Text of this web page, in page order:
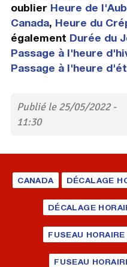
oublier Heure de
Canada, Heure du
également Durée du
Passage à l'heure
Passage à l'heure
Publié le 25/05/2022 -
11:30
CANADA DÉCALAGE
DÉCALAGE
FUSEAU
FUSEAU